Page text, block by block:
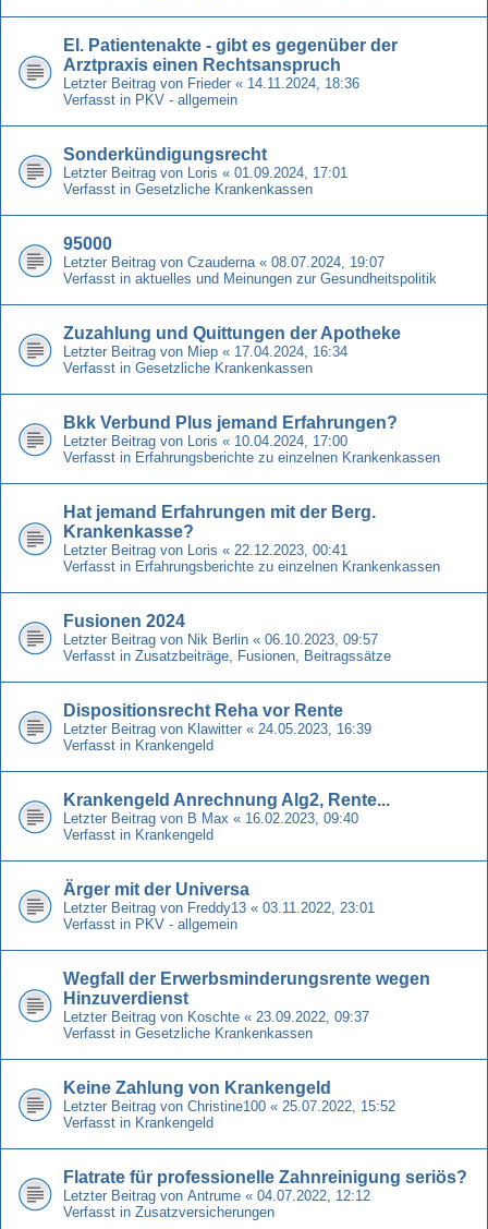
El. Patientenakte - gibt es gegenüber der
Arztpraxis einen Rechtsanspruch
Letzter Beitrag von Frieder « 14.11.2024, 18:36
Verfasst in PKV - allgemein
Sonderkündigungsrecht
Letzter Beitrag von Loris « 01.09.2024, 17:01
Verfasst in Gesetzliche Krankenkassen
95000
Letzter Beitrag von Czauderna « 08.07.2024, 19:07
Verfasst in aktuelles und Meinungen zur Gesundheitspolitik
Zuzahlung und Quittungen der Apotheke
Letzter Beitrag von Miep « 17.04.2024, 16:34
Verfasst in Gesetzliche Krankenkassen
Bkk Verbund Plus jemand Erfahrungen?
Letzter Beitrag von Loris « 10.04.2024, 17:00
Verfasst in Erfahrungsberichte zu einzelnen Krankenkassen
Hat jemand Erfahrungen mit der Berg.
Krankenkasse?
Letzter Beitrag von Loris « 22.12.2023, 00:41
Verfasst in Erfahrungsberichte zu einzelnen Krankenkassen
Fusionen 2024
Letzter Beitrag von Nik Berlin « 06.10.2023, 09:57
Verfasst in Zusatzbeiträge, Fusionen, Beitragssätze
Dispositionsrecht Reha vor Rente
Letzter Beitrag von Klawitter « 24.05.2023, 16:39
Verfasst in Krankengeld
Krankengeld Anrechnung Alg2, Rente...
Letzter Beitrag von B Max « 16.02.2023, 09:40
Verfasst in Krankengeld
Ärger mit der Universa
Letzter Beitrag von Freddy13 « 03.11.2022, 23:01
Verfasst in PKV - allgemein
Wegfall der Erwerbsminderungsrente wegen
Hinzuverdienst
Letzter Beitrag von Koschte « 23.09.2022, 09:37
Verfasst in Gesetzliche Krankenkassen
Keine Zahlung von Krankengeld
Letzter Beitrag von Christine100 « 25.07.2022, 15:52
Verfasst in Krankengeld
Flatrate für professionelle Zahnreinigung seriös?
Letzter Beitrag von Antrume « 04.07.2022, 12:12
Verfasst in Zusatzversicherungen